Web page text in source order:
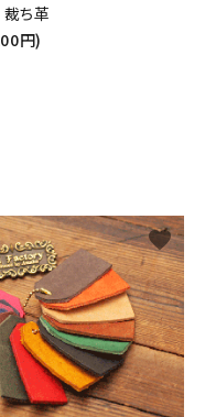
ち革
円)
favorite